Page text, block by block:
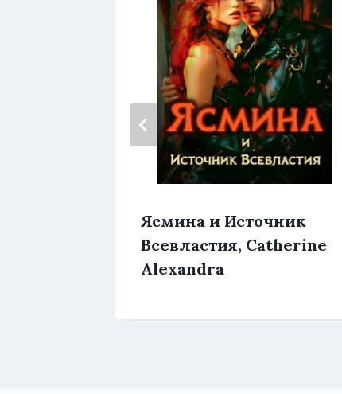
Ясмина и Источник
Всевластия, Catherine
Alexandra